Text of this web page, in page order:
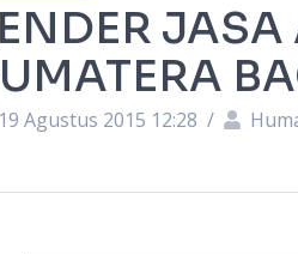
19 Agustus 2015 12:28 /